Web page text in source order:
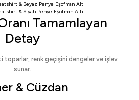
& Beyaz Penye Eşofman Altı
& Siyah Penye Eşofman Altı
Tamamlayan
Detay
toparlar, renk geçişini dengeler ve işlev
sunar.
& Cüzdan